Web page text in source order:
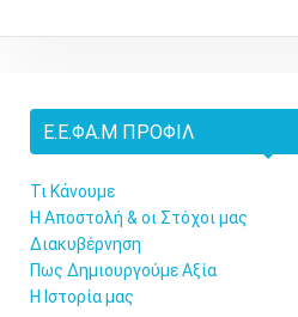
Ε.Ε.ΦΑ.Μ ΠΡΟΦΊΛ
Τι Κάνουμε
Η Αποστολή & οι Στόχοι μας
Διακυβέρνηση
Πως Δημιουργούμε Αξία
Η Ιστορία μας